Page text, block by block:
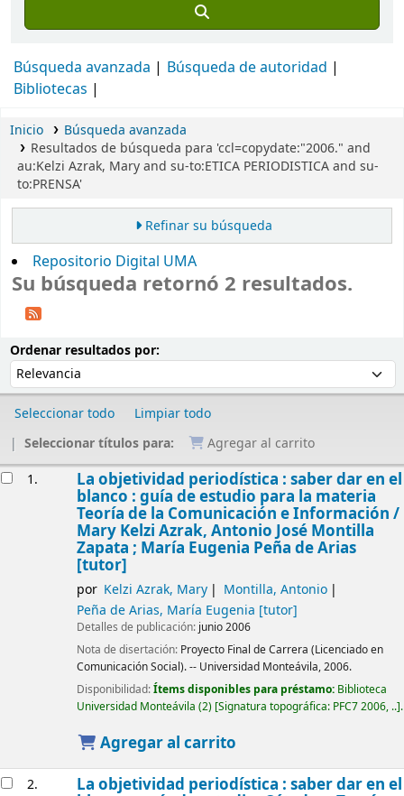
Búsqueda avanzada
Búsqueda de autoridad
Bibliotecas
Inicio
Búsqueda avanzada
Resultados de búsqueda para 'ccl=copydate:"2006." and
au:Kelzi Azrak, Mary and su-to:ETICA PERIODISTICA and su-
to:PRENSA'
Refinar su búsqueda
Repositorio Digital UMA
Su búsqueda retornó 2 resultados.
Ordenar resultados por:
Seleccionar todo
Limpiar todo
Seleccionar títulos para:
Agregar al carrito
1. La objetividad periodística : saber dar en el
blanco : guía de estudio para la materia
Teoría de la Comunicación e Información /
Mary Kelzi Azrak, Antonio José Montilla
Zapata ; María Eugenia Peña de Arias
[tutor]
por Kelzi Azrak, Mary
Montilla, Antonio
Peña de Arias, María Eugenia [tutor]
Detalles de publicación: junio 2006
Nota de disertación: Proyecto Final de Carrera (Licenciado en
Comunicación Social). -- Universidad Monteávila, 2006.
Disponibilidad:Ítems disponibles para préstamo: Biblioteca
Universidad Monteávila (2) Signatura topográfica: PFC7 2006, .. .
Agregar al carrito
2. La objetividad periodística : saber dar en el